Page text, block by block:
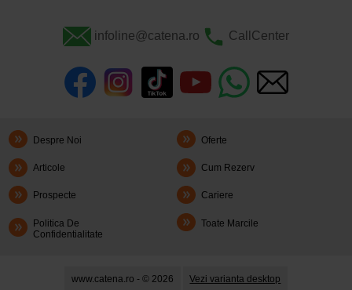
infoline@catena.ro CallCenter
Despre Noi Oferte
Articole Cum Rezerv
Prospecte Cariere
Politica De
Confidentialitate
Toate Marcile
www.catena.ro - © 2026 Vezi varianta desktop